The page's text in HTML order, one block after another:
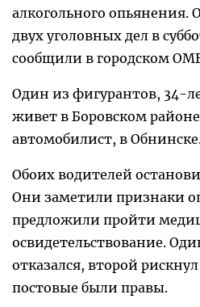
алкогольного опьянения.
двух уголовных дел в
сообщили в городском
Один из фигурантов, 34-
живет в Боровском
автомобилист, в
Обоих водителей
Они заметили признаки
предложили пройти
освидетельствование.
отказался, второй
постовые были правы.